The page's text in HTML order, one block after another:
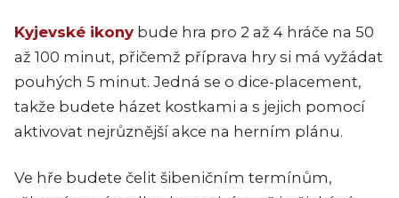
Kyjevské ikony bude hra pro 2 až 4 hráče na 50
až 100 minut, přičemž příprava hry si má vyžádat
pouhých 5 minut. Jedná se o dice-placement,
takže budete házet kostkami a s jejich pomocí
aktivovat nejrůznější akce na herním plánu.
Ve hře budete čelit šibeničním termínům,